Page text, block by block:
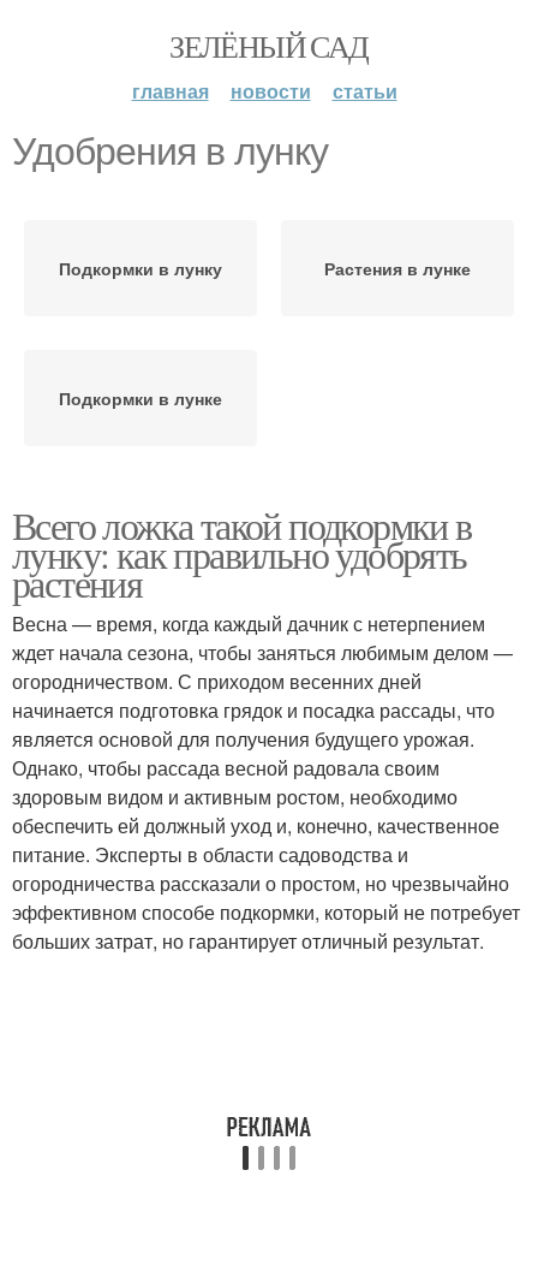
ЗЕЛЁНЫЙ САД
главная новости статьи
Удобрения в лунку
Подкормки в лунку Растения в лунке
Подкормки в лунке
Всего ложка такой подкормки в
лунку: как правильно удобрять
растения
Весна — время, когда каждый дачник с нетерпением
ждет начала сезона, чтобы заняться любимым делом —
огородничеством. С приходом весенних дней
начинается подготовка грядок и посадка рассады, что
является основой для получения будущего урожая.
Однако, чтобы рассада весной радовала своим
здоровым видом и активным ростом, необходимо
обеспечить ей должный уход и, конечно, качественное
питание. Эксперты в области садоводства и
огородничества рассказали о простом, но чрезвычайно
эффективном способе подкормки, который не потребует
больших затрат, но гарантирует отличный результат.